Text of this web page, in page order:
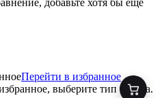
добавьте хотя бы ещё
Перейти в избранное
выберите тип товара.